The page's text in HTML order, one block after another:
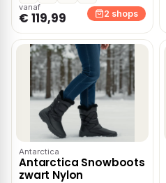
vanaf
€ 119,99 2 shops
Antarctica
Antarctica Snowboots
zwart Nylon